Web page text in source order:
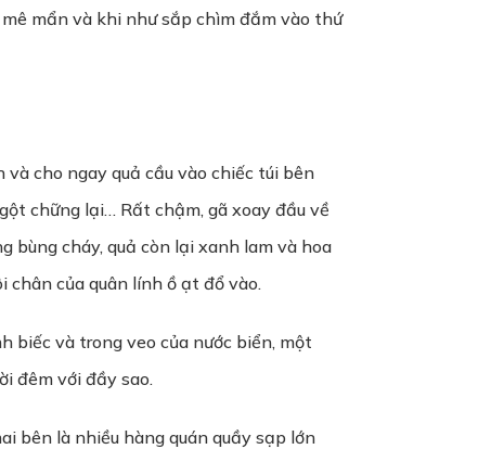
mẩn và khi như sắp chìm đắm vào thứ
cho ngay quả cầu vào chiếc túi bên
chững lại… Rất chậm, gã xoay đầu về
bùng cháy, quả còn lại xanh lam và hoa
chân của quân lính ồ ạt đổ vào.
biếc và trong veo của nước biển, một
đêm với đầy sao.
bên là nhiều hàng quán quầy sạp lớn